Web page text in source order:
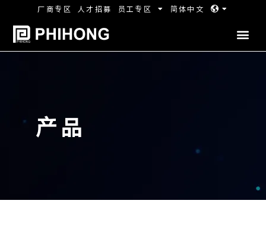
厂商专区 人才招募 员工专区 简体中文
产品